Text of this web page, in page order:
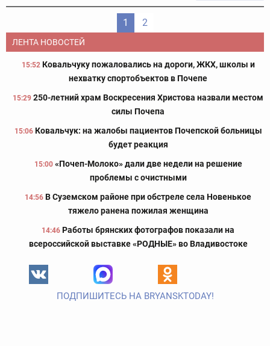
1 2
ЛЕНТА НОВОСТЕЙ
15:52 Ковальчуку пожаловались на дороги, ЖКХ, школы и
нехватку спортобъектов в Почепе
15:29 250-летний храм Воскресения Христова назвали местом
силы Почепа
15:06 Ковальчук: на жалобы пациентов Почепской больницы
будет реакция
15:00 «Почеп-Молоко» дали две недели на решение
проблемы с очистными
14:56 В Суземском районе при обстреле села Новенькое
тяжело ранена пожилая женщина
14:46 Работы брянских фотографов показали на
всероссийской выставке «РОДНЫЕ» во Владивостоке
ПОДПИШИТЕСЬ НА BRYANSKTODAY!